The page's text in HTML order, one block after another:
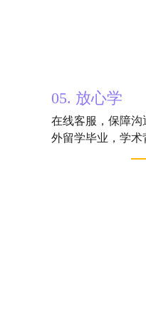
05. 放心学
在线客服，保障
外留学毕业，学术